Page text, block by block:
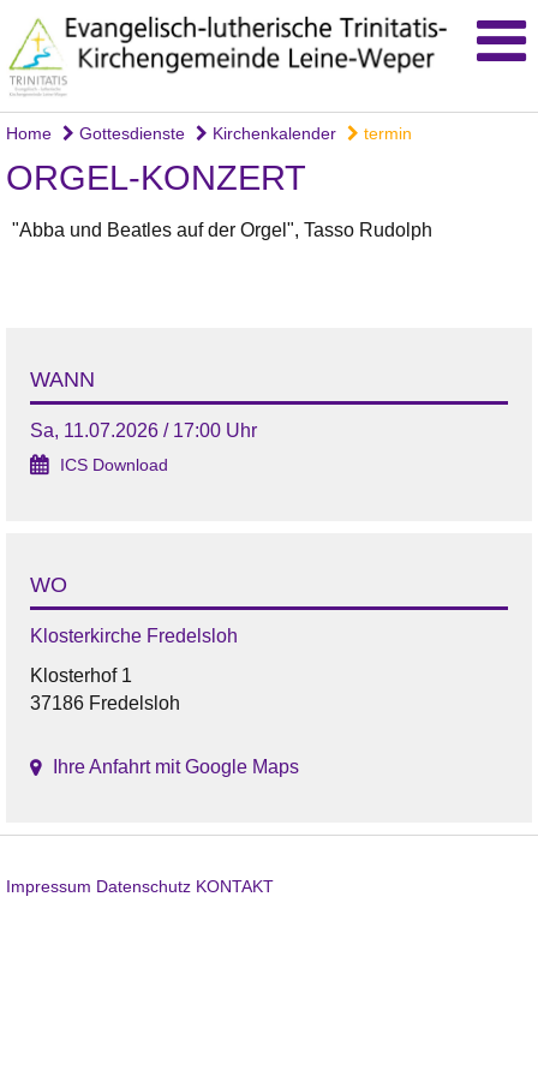
Home Gottesdienste Kirchenkalender termin
ORGEL-KONZERT
"Abba und Beatles auf der Orgel", Tasso Rudolph
WANN
Sa, 11.07.2026 / 17:00 Uhr
ICS Download
WO
Klosterkirche Fredelsloh
Klosterhof 1
37186 Fredelsloh
Ihre Anfahrt mit Google Maps
Impressum Datenschutz KONTAKT